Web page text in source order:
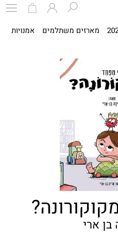
מארזים משתלמים אמנויות
בן ארי